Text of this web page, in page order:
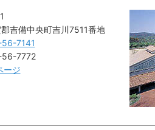
吉備中央町吉川7511番地
7141
56-7772
ージ